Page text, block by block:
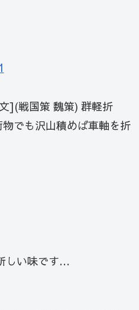
](戦国策 魏策) 群軽折
でも沢山積めば車軸を折
しい味です…